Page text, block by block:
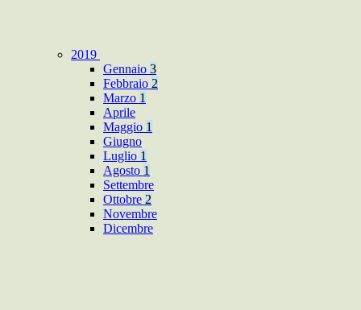
2019
Gennaio 3
Febbraio 2
Marzo 1
Aprile
Maggio 1
Giugno
Luglio 1
Agosto 1
Settembre
Ottobre 2
Novembre
Dicembre